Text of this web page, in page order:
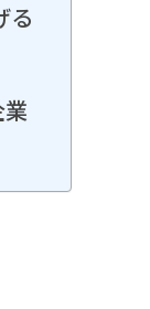
る